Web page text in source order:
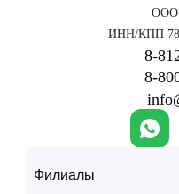
ООО
ИНН/КПП
Филиалы